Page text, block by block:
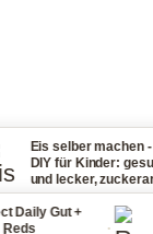
machen - Eis
gesund
zuckerarm
·
+